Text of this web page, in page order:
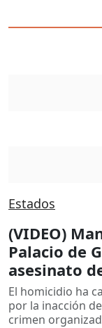
Estados
(VIDEO)
Palacio de
asesinato
El homicidio ha
por la inacción
crimen